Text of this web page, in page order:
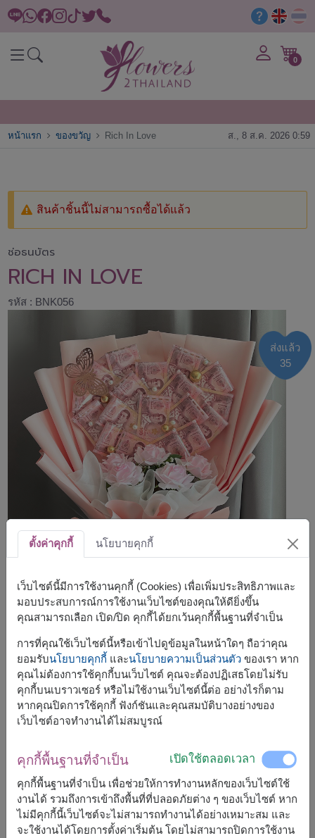
0
หน้าแรก ของขวัญ Rich In Love ส., 8 ส.ค. 2026 0:59
สินค้าชิ้นนี้ไม่สามารถซื้อได้แล้ว
ช่อธนบัตร
RICH IN LOVE
รหัส : BNK056
ส่งแล้ว
35
ขนาดโดยประมาณ:
สูง: 65 ซม.
ตั้งค่าคุกกี้ นโยบายคุกกี้
เว็บไซต์นี้มีการใช้งานคุกกี้ (Cookies) เพื่อเพิ่มประสิทธิภาพและ
มอบประสบการณ์การใช้งานเว็บไซต์ของคุณให้ดียิ่งขึ้น
คุณสามารถเลือก เปิด/ปิด คุกกี้ได้ยกเว้นคุกกี้พื้นฐานที่จำเป็น
การที่คุณใช้เว็บไซต์นี้หรือเข้าไปดูข้อมูลในหน้าใดๆ ถือว่าคุณ
ยอมรับนโยบายคุกกี้ และนโยบายความเป็นส่วนตัวของเรา หาก
คุณไม่ต้องการใช้คุกกี้บนเว็บไซต์ คุณจะต้องปฏิเสธโดยไม่รับ
คุกกี้บนเบราวเซอร์ หรือไม่ใช้งานเว็บไซต์นี้ต่อ อย่างไรก็ตาม
หากคุณปิดการใช้คุกกี้ ฟังก์ชันและคุณสมบัติบางอย่างของ
เว็บไซต์อาจทำงานได้ไม่สมบูรณ์
คุกกี้พื้นฐานที่จำเป็น เปิดใช้ตลอดเวลา
คุกกี้พื้นฐานที่จำเป็น เพื่อช่วยให้การทำงานหลักของเว็บไซต์ใช้
งานได้ รวมถึงการเข้าถึงพื้นที่ที่ปลอดภัยต่าง ๆ ของเว็บไซต์ หาก
ไม่มีคุกกี้นี้เว็บไซต์จะไม่สามารถทำงานได้อย่างเหมาะสม และ
จะใช้งานได้โดยการตั้งค่าเริ่มต้น โดยไม่สามารถปิดการใช้งาน